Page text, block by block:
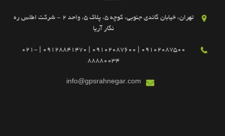
تهران، خیابان گاندی جنوبی، کوچه 5، پلاک 5، واحد 2 - شرکت اطلس ره
نگار آریا
09102087500 | 09102087600 | 09128841470 | 021-
88880034
info@gpsrahnegar.com